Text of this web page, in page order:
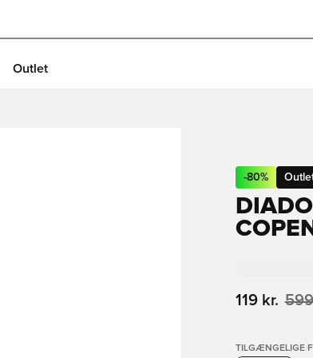
Outlet
-80%
119 kr.
TILGÆNGELIGE